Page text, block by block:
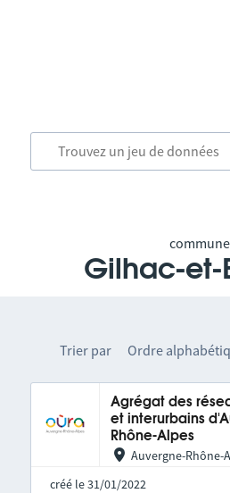
commune
Gilhac-et-
Trier par Ordre
Agrégat des
et interurbains
Rhône-Alpes
Auvergne-Rhône-
créé le 31/01/2022